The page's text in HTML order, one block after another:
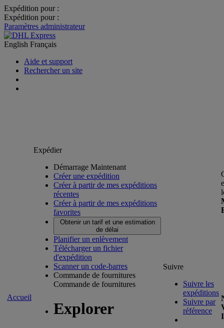
Expédition pour :
Expédition pour :
Paramètres administrateur
English Français
Aide et support
Rechercher un site
Accueil
Expédier
Démarrage Maintenant
Créer une expédition
Créer à partir de mes expéditions
récentes
Créer à partir de mes expéditions
favorites
Obtenir un tarif et une estimation
de délai
Planifier un enlèvement
Télécharger un fichier
d'expédition
Scanner un code-barres
Commande de fournitures
Commande de fournitures
Explorer
Suivre
Suivre les
expéditions
Suivre par
référence